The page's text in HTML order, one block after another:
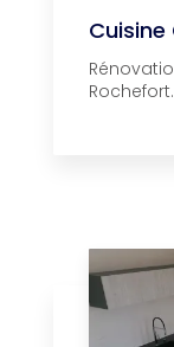
Cuisine